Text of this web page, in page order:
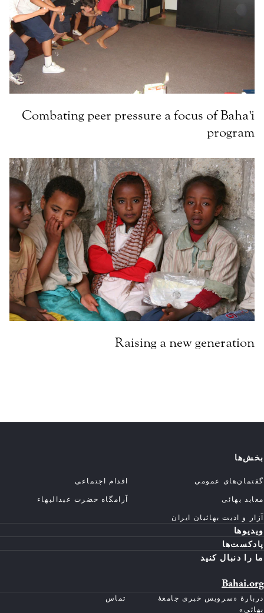
Combating peer pressure a focus of Baha'i
program
Raising a new generation
بخش‌ها
گفتمان‌های عمومی
اقدام اجتماعی
معابد بهائی
آرامگاه حضرت عبدالبهاء
آزار و اذیت بهائیان ایران
ویدیوها
پادکست‌ها
ما را دنبال کنید
Bahai.org
دربارهٔ «سرویس خبری جامعهٔ
بهائی»
تماس